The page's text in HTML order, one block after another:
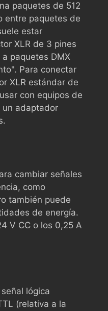
paquetes de 512
entre paquetes de
estar
XLR de 3 pines
paquetes DMX
Para conectar
XLR estándar de
con equipos de
un adaptador
cambiar señales
como
también puede
de energía.
V CC o los 0,25 A
lógica
(relativa a la